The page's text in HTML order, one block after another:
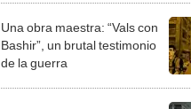
Una obra maestra: “Vals con
Bashir”, un brutal testimonio
de la guerra